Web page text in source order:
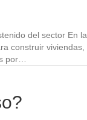
del sector En la
construir viviendas,
por…